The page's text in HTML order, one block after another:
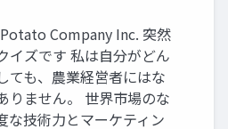
Company Inc. 突然
イズです 私は自分がどん
ても、農業経営者にはな
りません。 世界市場のな
な技術力とマーケティン